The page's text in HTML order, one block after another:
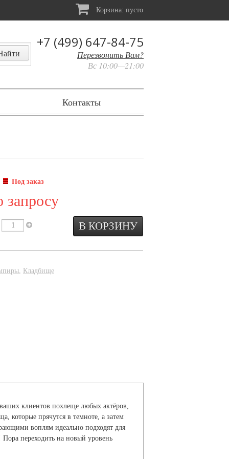
Корзина: пусто
+7 (499) 647-84-75
Перезвонить Вам?
Вс 10:00—21:00
Контакты
Под заказ
запросу
, Кладбище
клиентов похлеще любых актёров,
которые прячутся в темноте, а затем
воплям идеально подходят для
переходить на новый уровень